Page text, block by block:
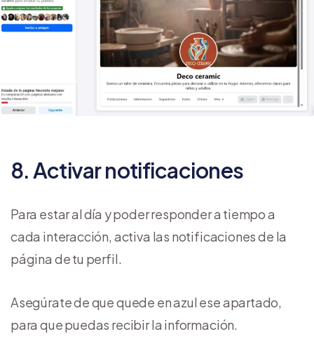
8. Activar notificaciones
Para estar al día y poder responder a tiempo a
cada interacción, activa las notificaciones de la
página de tu perfil.
Asegúrate de que quede en azul ese apartado,
para que puedas recibir la información.